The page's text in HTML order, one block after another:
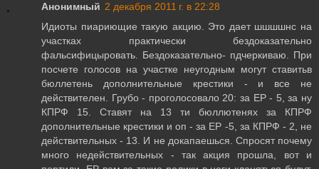
Анонимный 2 декабря 2011 г. в 22:28
Идиоты пиариющие такую акцию. Это дает шшшшнс на
участках практически бездоказательно
фальсифицыровать. Бездоказательно- пдчеркиваю. При
посчете голосов на участке неугодным могут ставитьв
бюллетень дополнительные крестики - и все не
действителен. Грубо - проголосовало 20: за ЕР - 5, за ну
КПРФ 15. Ставят на 13 ти бюллютенях за КПРФ
дополнительные крестики и оп - за ЕР -5, за КПРФ - 2, не
действительных - 13. И не докапаешься. Спросят почему
много недействительных - так акция прошла, вот и